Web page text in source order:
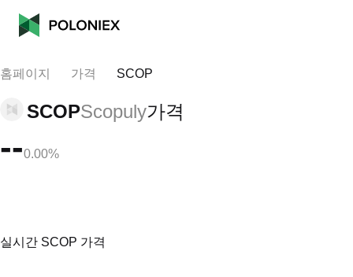
홈페이지 가격 SCOP
SCOPScopuly가격
--0.00%
실시간 SCOP 가격